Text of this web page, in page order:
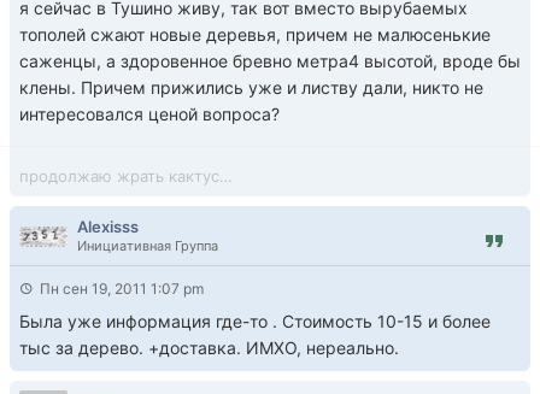
я сейчас в Тушино живу, так вот вместо вырубаемых
тополей сжают новые деревья, причем не малюсенькие
саженцы, а здоровенное бревно метра4 высотой, вроде бы
клены. Причем прижились уже и листву дали, никто не
интересовался ценой вопроса?
продолжаю жрать кактус…
Alexisss
Инициативная Группа
Пн сен 19, 2011 1:07 pm
Была уже информация где-то . Стоимость 10-15 и более
тыс за дерево. +доставка. ИМХО, нереально.